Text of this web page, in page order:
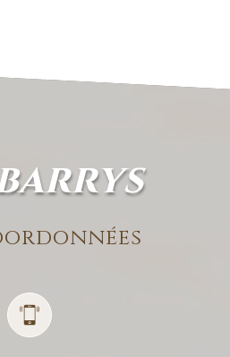
barrys